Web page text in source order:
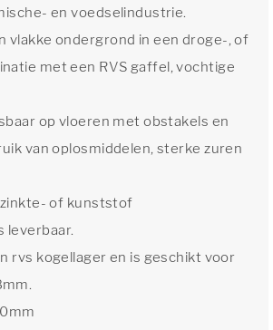
en voedselindustrie.
vlakke ondergrond in een droge-, of
met een RVS gaffel, vochtige
op vloeren met obstakels en
van oplosmiddelen, sterke zuren
of kunststof
leverbaar.
rvs kogellager en is geschikt voor